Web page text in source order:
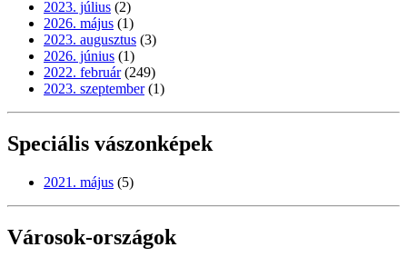
2023. július (2)
2026. május (1)
2023. augusztus (3)
2026. június (1)
2022. február (249)
2023. szeptember (1)
Speciális vászonképek
2021. május (5)
Városok-országok